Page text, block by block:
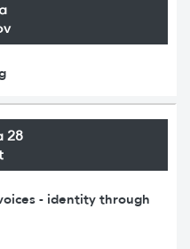
28
- identity through